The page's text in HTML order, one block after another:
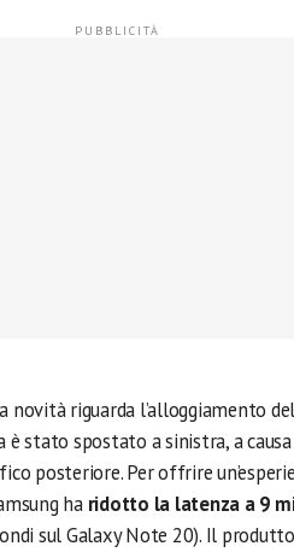
novità riguarda l’alloggiamento
stato spostato a sinistra, a
posteriore. Per offrire
ha ridotto la latenza a 9
sul Galaxy Note 20). Il